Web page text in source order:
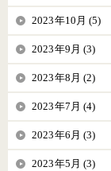
2023年10月 (5)
2023年9月 (3)
2023年8月 (2)
2023年7月 (4)
2023年6月 (3)
2023年5月 (3)